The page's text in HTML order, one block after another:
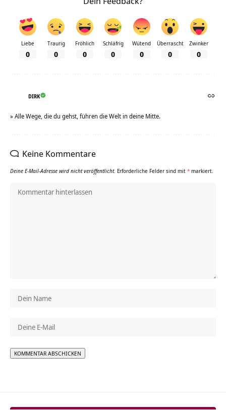
Liebe
0
Traurig
0
Fröhlich
0
Schläfrig
0
Wütend
0
Überrascht
0
Zwinker
0
DIRK
» Alle Wege, die du gehst, führen die Welt in deine Mitte.
Keine Kommentare
Deine E-Mail-Adresse wird nicht veröffentlicht. Erforderliche Felder sind mit * markiert.